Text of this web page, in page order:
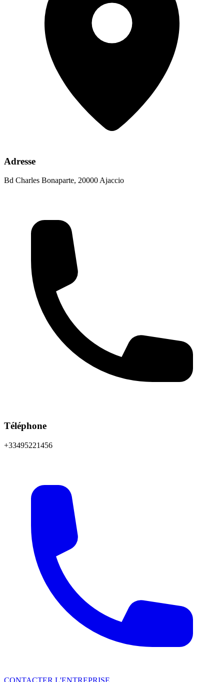
Adresse
Bd Charles Bonaparte, 20000 Ajaccio
Téléphone
+33495221456
CONTACTER L'ENTREPRISE